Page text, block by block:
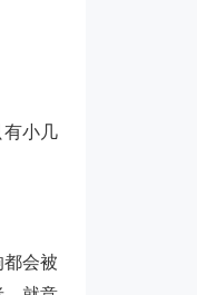
小几
都会被